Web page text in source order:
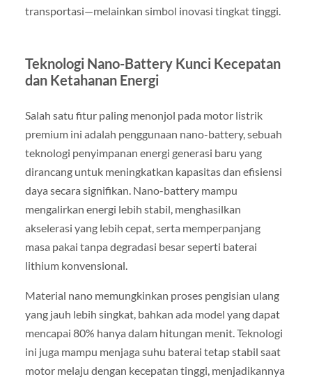
transportasi—melainkan simbol inovasi tingkat tinggi.
Teknologi Nano-Battery Kunci Kecepatan
dan Ketahanan Energi
Salah satu fitur paling menonjol pada motor listrik
premium ini adalah penggunaan nano-battery, sebuah
teknologi penyimpanan energi generasi baru yang
dirancang untuk meningkatkan kapasitas dan efisiensi
daya secara signifikan. Nano-battery mampu
mengalirkan energi lebih stabil, menghasilkan
akselerasi yang lebih cepat, serta memperpanjang
masa pakai tanpa degradasi besar seperti baterai
lithium konvensional.
Material nano memungkinkan proses pengisian ulang
yang jauh lebih singkat, bahkan ada model yang dapat
mencapai 80% hanya dalam hitungan menit. Teknologi
ini juga mampu menjaga suhu baterai tetap stabil saat
motor melaju dengan kecepatan tinggi, menjadikannya